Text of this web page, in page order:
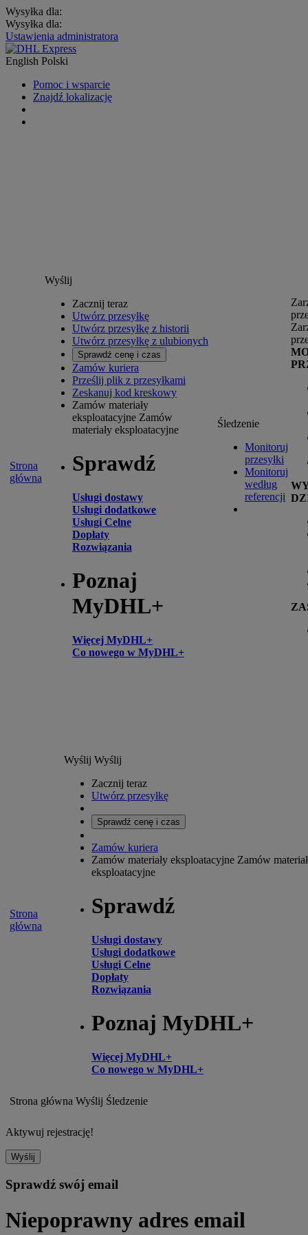
Wysyłka dla:
Wysyłka dla:
Ustawienia administratora
English Polski
Pomoc i wsparcie
Znajdź lokalizację
Strona
główna
Wyślij
Zacznij teraz
Utwórz przesyłkę
Utwórz przesyłkę z historii
Utwórz przesyłkę z ulubionych
Sprawdź cenę i czas
Zamów kuriera
Prześlij plik z przesyłkami
Zeskanuj kod kreskowy
Zamów materiały
eksploatacyjne Zamów
materiały eksploatacyjne
Sprawdź
Usługi dostawy
Usługi dodatkowe
Usługi Celne
Dopłaty
Rozwiązania
Poznaj
MyDHL+
Więcej MyDHL+
Co nowego w MyDHL+
Śledzenie
Monitoruj
przesyłki
Monitoruj
według
referencji
Strona
główna
Wyślij Wyślij
Zacznij teraz
Utwórz przesyłkę
Sprawdź cenę i czas
Zamów kuriera
Zamów materiały eksploatacyjne Zamów
eksploatacyjne
Sprawdź
Usługi dostawy
Usługi dodatkowe
Usługi Celne
Dopłaty
Rozwiązania
Poznaj MyDHL+
Więcej MyDHL+
Co nowego w MyDHL+
Strona główna Wyślij Śledzenie
Aktywuj rejestrację!
Wyślij
Sprawdź swój email
Niepoprawny adres email